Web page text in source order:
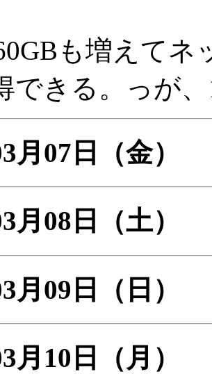
も増えてネ
できる。っが
月07日 （金）
月08日 （土）
月09日 （日）
月10日
（月）